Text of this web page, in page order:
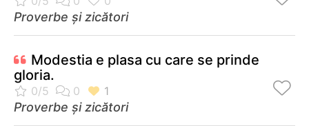
Proverbe și zicători
Modestia e plasa cu care se prinde
gloria.
Proverbe și zicători